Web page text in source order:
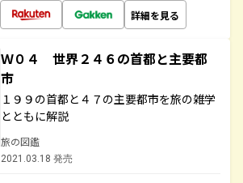
詳細を見る
Ｗ０４ 世界２４６の首都と主要都
市
１９９の首都と４７の主要都市を旅の雑学
とともに解説
旅の図鑑
2021.03.18 発売